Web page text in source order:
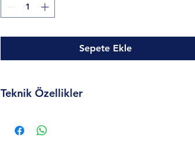
Sepete Ekle
Teknik Özellikler
Yakıt : Doğa Gazı / Propan